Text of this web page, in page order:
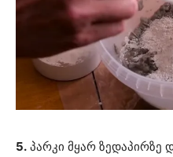
5. პარკი მყარ ზედაპირზე